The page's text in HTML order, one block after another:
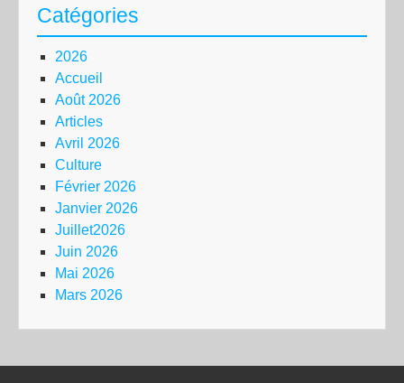
Catégories
2026
Accueil
Août 2026
Articles
Avril 2026
Culture
Février 2026
Janvier 2026
Juillet2026
Juin 2026
Mai 2026
Mars 2026